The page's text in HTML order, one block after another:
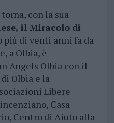
con la sua
il Miracolo di
più di venti anni fa da
a Olbia, è
Angels Olbia con il
Olbia e la
Libere
Casa
Centro di Aiuto alla